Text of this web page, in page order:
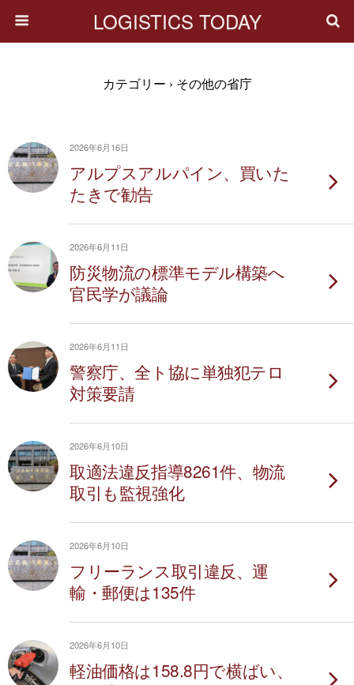
LOGISTICS TODAY
カテゴリー › その他の省庁
2026年6月16日
アルプスアルパイン、買いた
たきで勧告
2026年6月11日
防災物流の標準モデル構築へ
官民学が議論
2026年6月11日
警察庁、全ト協に単独犯テロ
対策要請
2026年6月10日
取適法違反指導8261件、物流
取引も監視強化
2026年6月10日
フリーランス取引違反、運
輸・郵便は135件
2026年6月10日
軽油価格は158.8円で横ばい、